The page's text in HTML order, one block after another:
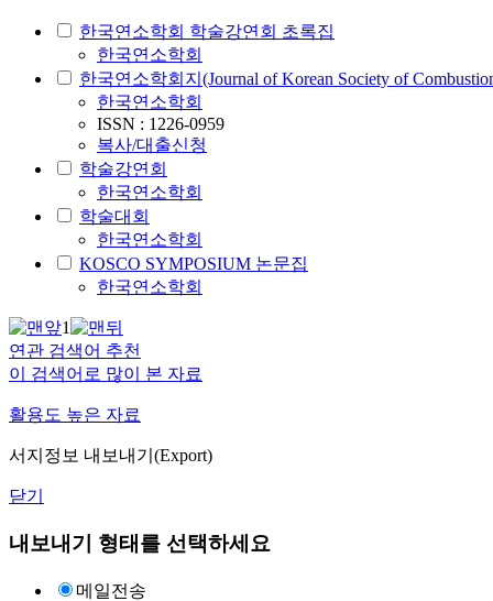
한국연소학회 학술강연회 초록집
한국연소학회
한국연소학회지(Journal of Korean Society of
한국연소학회
ISSN : 1226-0959
복사/대출신청
학술강연회
한국연소학회
학술대회
한국연소학회
KOSCO SYMPOSIUM 논문집
한국연소학회
1
연관 검색어 추천
이 검색어로 많이 본 자료
활용도 높은 자료
서지정보 내보내기(Export)
닫기
내보내기 형태를 선택하세요
메일전송